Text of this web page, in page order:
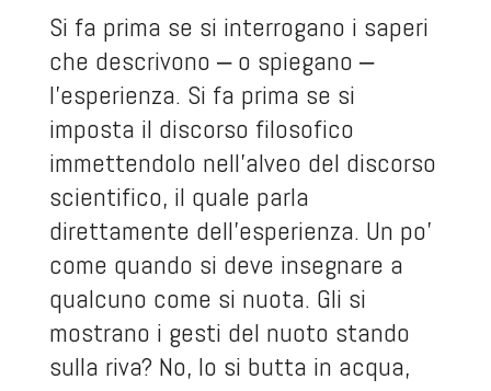
Si fa prima se si interrogano i saperi
che descrivono ‒ o spiegano ‒
l’esperienza. Si fa prima se si
imposta il discorso filosofico
immettendolo nell’alveo del discorso
scientifico, il quale parla
direttamente dell’esperienza. Un po’
come quando si deve insegnare a
qualcuno come si nuota. Gli si
mostrano i gesti del nuoto stando
sulla riva? No, lo si butta in acqua,